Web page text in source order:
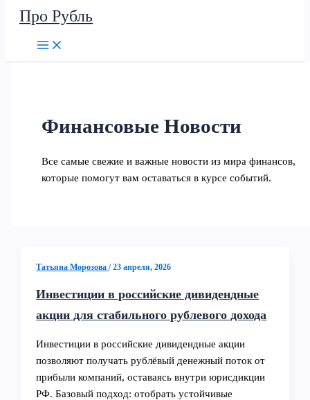
Про Рубль
Финансовые Новости
Все самые свежие и важные новости из мира финансов,
которые помогут вам оставаться в курсе событий.
Татьяна Морозова/23 апреля, 2026
Инвестиции в российские дивидендные
акции для стабильного рублевого дохода
Инвестиции в российские дивидендные акции
позволяют получать рублёвый денежный поток от
прибыли компаний, оставаясь внутри юрисдикции
РФ. Базовый подход: отобрать устойчивые